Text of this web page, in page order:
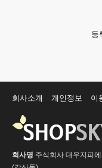
등
회사소개 개인정보 이
회사명 주식회사 대우지피